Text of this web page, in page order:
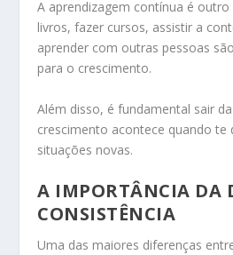
A aprendizagem contínua é
livros, fazer cursos, assistir a
aprender com outras pessoas
para o crescimento.
Além disso, é fundamental sair
crescimento acontece quando te
situações novas.
A IMPORTÂNCIA DA
CONSISTÊNCIA
Uma das maiores diferenças